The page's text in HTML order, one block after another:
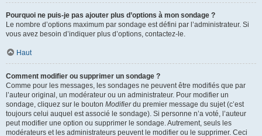
Pourquoi ne puis-je pas ajouter plus d’options à mon sondage ?
Le nombre d’options maximum par sondage est défini par l’administrateur. Si
vous avez besoin d’indiquer plus d’options, contactez-le.
Haut
Comment modifier ou supprimer un sondage ?
Comme pour les messages, les sondages ne peuvent être modifiés que par
l’auteur original, un modérateur ou un administrateur. Pour modifier un
sondage, cliquez sur le bouton Modifierdu premier message du sujet (c’est
toujours celui auquel est associé le sondage). Si personne n’a voté, l’auteur
peut modifier une option ou supprimer le sondage. Autrement, seuls les
modérateurs et les administrateurs peuvent le modifier ou le supprimer. Ceci